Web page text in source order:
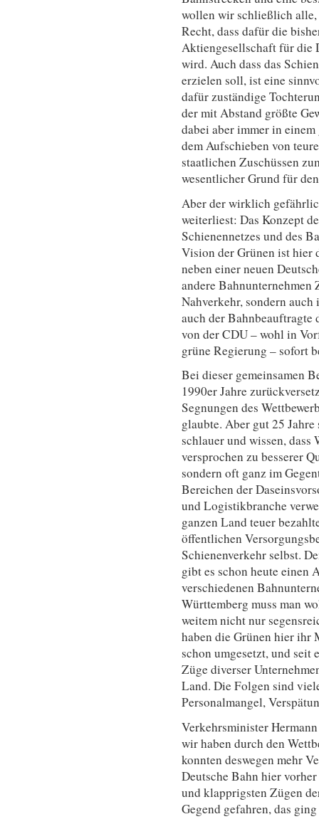
wollen wir schließlich
Recht, dass dafür die
Aktiengesellschaft für die
wird. Auch dass das
erzielen soll, ist eine
dafür zuständige
der mit Abstand größte
dabei aber immer in
dem Aufschieben von
staatlichen Zuschüssen
wesentlicher Grund für
Aber der wirklich
weiterliest: Das Konzept
Schienennetzes und des
Vision der Grünen ist hier
neben einer neuen
andere
Nahverkehr, sondern
auch der Bahnbeauftragte
von der CDU – wohl in
grüne Regierung – sofort
Bei dieser gemeinsamen
1990er Jahre
Segnungen des
glaubte. Aber gut 25
schlauer und wissen,
versprochen zu besserer
sondern oft ganz im
Bereichen der
und Logistikbranche
ganzen Land teuer
öffentlichen
Schienenverkehr selbst.
gibt es schon heute einen
verschiedenen
Württemberg muss man
weitem nicht nur
haben die Grünen hier ihr
schon umgesetzt, und seit
Züge diverser
Land. Die Folgen sind
Personalmangel,
Verkehrsminister
wir haben durch den
konnten deswegen mehr
Deutsche Bahn hier
und klapprigsten Zügen
Gegend gefahren, das